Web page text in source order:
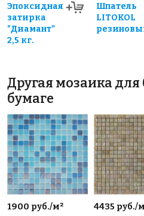
Эпоксидная
затирка
"Диамант"
2,5 кг.
Шпатель
LITOKOL
Другая мозаика для
бумаге
1900 руб./м²
4435 руб./